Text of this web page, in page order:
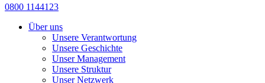
0800 1144123
Über uns
Unsere Verantwortung
Unsere Geschichte
Unser Management
Unsere Struktur
Unser Netzwerk